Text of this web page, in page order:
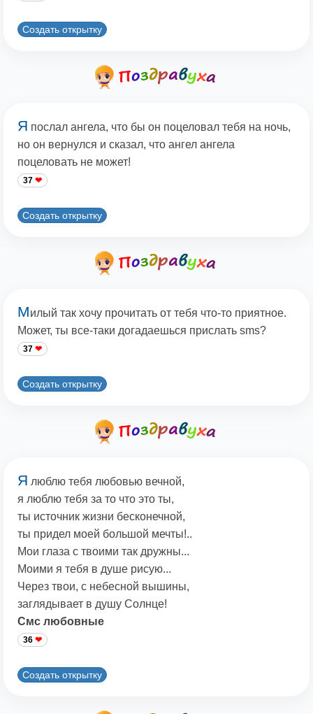
Создать открытку
Я послал ангела, что бы он поцеловал тебя на ночь,
но он вернулся и сказал, что ангел ангела
поцеловать не может!
37
Создать открытку
Милый так хочу прочитать от тебя что-то приятное.
Может, ты все-таки догадаешься прислать sms?
37
Создать открытку
Я люблю тебя любовью вечной,
я люблю тебя за то что это ты,
ты источник жизни бесконечной,
ты придел моей большой мечты!..
Мои глаза с твоими так дружны...
Моими я тебя в душе рисую...
Через твои, с небесной вышины,
заглядывает в душу Солнце!
Смс любовные
36
Создать открытку